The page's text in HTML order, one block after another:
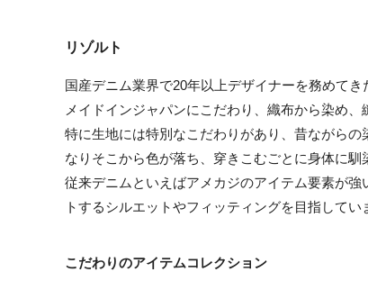
リゾルト
国産デニム業界で20年以上デザイナーを務めて
メイドインジャパンにこだわり、織布から染め
特に生地には特別なこだわりがあり、昔ながら
なりそこから色が落ち、穿きこむごとに身体に
従来デニムといえばアメカジのアイテム要素が
トするシルエットやフィッティングを目指してい
こだわりのアイテムコレクション